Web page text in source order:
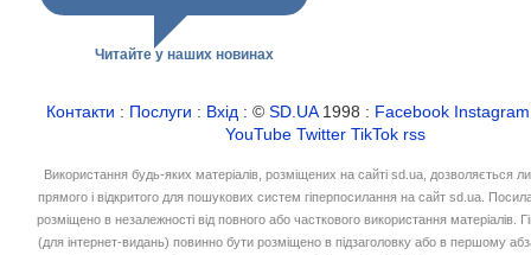
Читайте у наших новинах
Контакти : Послуги : Вхід : ©SD.UA1998 : Facebook Instagram
YouTube Twitter TikTok rss
Використання будь-яких матеріалів, розміщених на сайті sd.ua, дозволяється
прямого і відкритого для пошукових систем гіперпосилання на сайт sd.ua.
розміщено в незалежності від повного або часткового використання матеріалів.
(для інтернет-видань) повинно бути розміщено в підзаголовку або в першому